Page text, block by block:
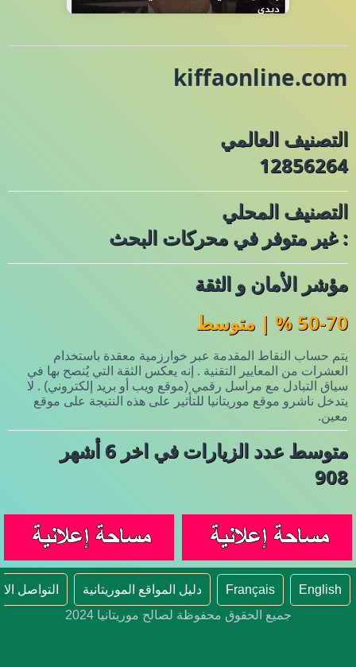
kiffaonline.com
التصنيف العالمي
12856264
التصنيف المحلي
: غير متوفر في محركات البحث
مؤشر الأمان و الثقة
50-70 % | متوسط
يتم حساب النقاط المقدمة عبر خوارزمية معقدة باستخدام
العشرات من المعايير التقنية . إنه يعكس الثقة التي يُنصح بها في
سياق التبادل مع مراسل رقمي (موقع ويب أو بريد إلكتروني) . لا
يتدخل ناشرو موقع موريتانيا للتأثير على هذه النتيجة على موقع
معين.
متوسط عدد الزيارات في اخر 6 أشهر
908
English
Français دليل المواقع الموريتانية
التواصل
جميع الحقوق محفوظة لصالح موريتانيا 2024